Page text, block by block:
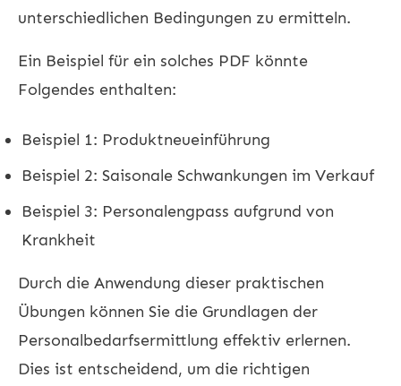
unterschiedlichen Bedingungen zu ermitteln.
Ein Beispiel für ein solches PDF könnte
Folgendes enthalten:
Beispiel 1: Produktneueinführung
Beispiel 2: Saisonale Schwankungen im Verkauf
Beispiel 3: Personalengpass aufgrund von
Krankheit
Durch die Anwendung dieser praktischen
Übungen können Sie die Grundlagen der
Personalbedarfsermittlung effektiv erlernen.
Dies ist entscheidend, um die richtigen